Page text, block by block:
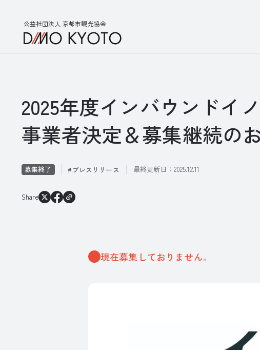
公益社団法人 京都市観光協会
2025年度インバウンド
事業者決定＆募集継続の
募集終了 プレスリリース 最終更新日： 2025.12.11
Share
現在募集しておりません。